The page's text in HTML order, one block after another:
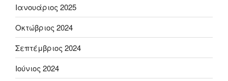
Ιανουάριος 2025
Οκτώβριος 2024
Σεπτέμβριος 2024
Ιούνιος 2024